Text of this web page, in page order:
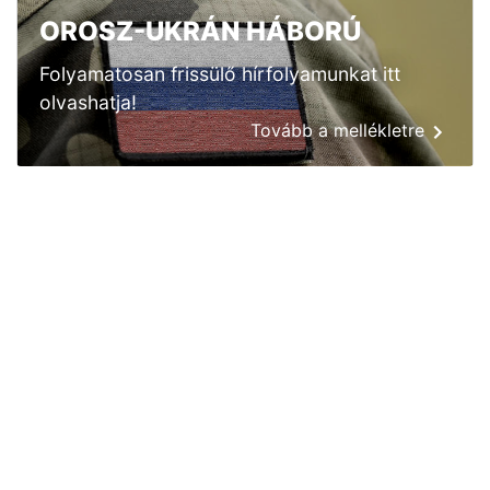
OROSZ-UKRÁN HÁBORÚ
Folyamatosan frissülő hírfolyamunkat itt
olvashatja!
Tovább a mellékletre